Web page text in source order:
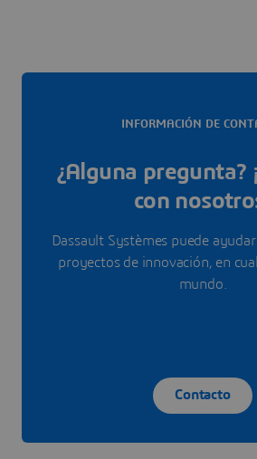
INFORMACIÓN DE
¿Alguna pregunta?
con
Dassault Systèmes puede
proyectos de innovación, en
mundo.
Contacto